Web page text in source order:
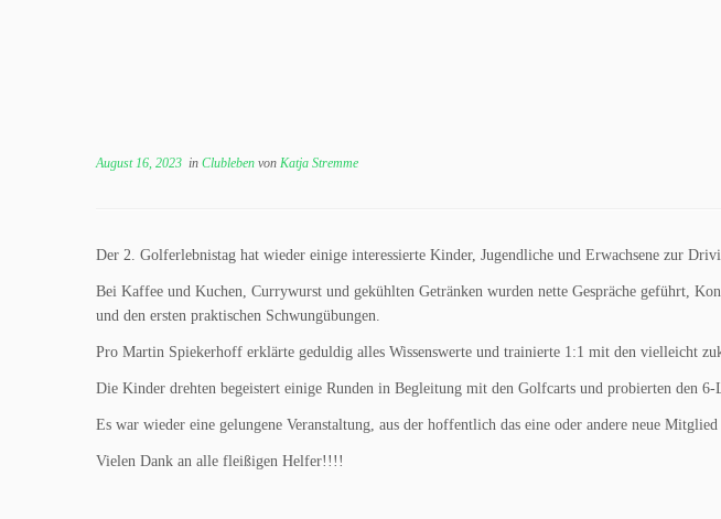
August 16, 2023 in Clubleben von Katja Stremme
Der 2. Golferlebnistag hat wieder einige interessierte Kinder, Jugendliche und Erwachsene zur
Bei Kaffee und Kuchen, Currywurst und gekühlten Getränken wurden nette Gespräche geführt,
und den ersten praktischen Schwungübungen.
Pro Martin Spiekerhoff erklärte geduldig alles Wissenswerte und trainierte 1:1 mit den vielleicht
Die Kinder drehten begeistert einige Runden in Begleitung mit den Golfcarts und probierten den 6-
Es war wieder eine gelungene Veranstaltung, aus der hoffentlich das eine oder andere neue
Vielen Dank an alle fleißigen Helfer!!!!